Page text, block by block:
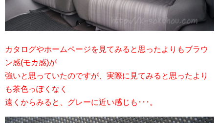
カタログやホームページを見てみると思ったよりもブラウ
ン感(モカ感)が
強いと思っていたのですが、実際に見てみると思ったより
も茶色っぽくなく
遠くからみると、グレーに近い感じも･･･。